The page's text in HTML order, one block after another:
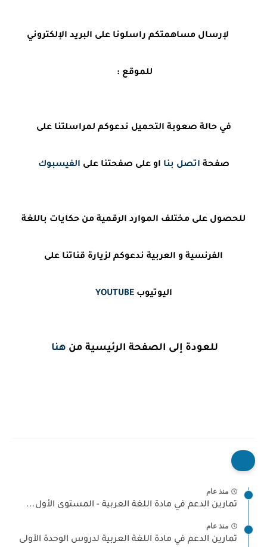
لإرسال مساهمتكم راسلونا على البريد الإلكتروني
للموقع :
في حالة صعوبة التحميل ندعوكم لمراسلتنا على
صفحة اتصل بنا او على صفحتنا على الفيسبوك
للحصول على مختلف الموارد الرقمية من حكايات باللغة
الفرنسية و العربية ندعوكم لزيارة قناتنا على
اليوتيوبYOUTUBE
للعودة إلى الصفحة الرئيسية من هنا
منذ عام
تمارين الدعم في مادة اللغة العربية - المستوى الأول...
منذ عام
تمارين الدعم في مادة اللغة العربية لدروس الوحدة الأولى